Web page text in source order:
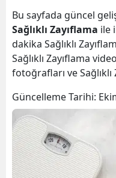
Bu sayfada güncel
Sağlıklı Zayıflama ile
dakika Sağlıklı
Sağlıklı Zayıflama
fotoğrafları ve
Güncelleme Tarihi: